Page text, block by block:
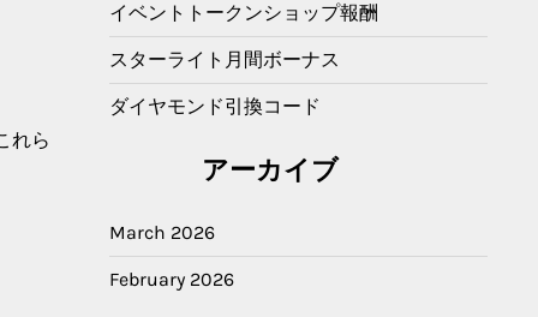
れら
イベントトークンショップ報酬
スターライト月間ボーナス
ダイヤモンド引換コード
アーカイブ
March 2026
February 2026